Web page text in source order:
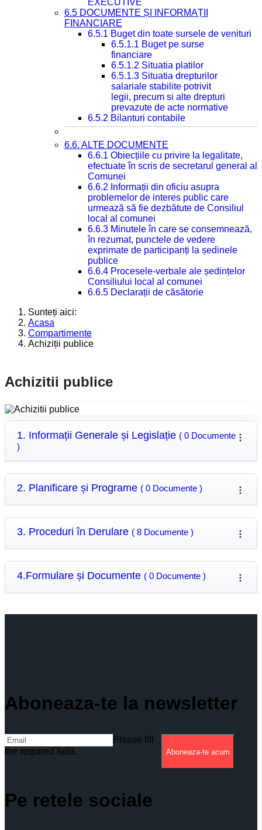
EXECUTIVE
6.5 DOCUMENTE ȘI INFORMAȚII
FINANCIARE
6.5.1 Buget din toate sursele de venituri
6.5.1.1 Buget pe surse
financiare
6.5.1.2 Situatia platilor
6.5.1.3 Situatia drepturilor
salariale stabilite potrivit
legii, precum si alte drepturi
prevazute de acte normative
6.5.2 Bilanturi contabile
6.6. ALTE DOCUMENTE
6.6.1 Obiecțiile cu privire la legalitate,
efectuate în scris de secretarul general al
Comunei
6.6.2 Informații din oficiu asupra
problemelor de interes public care
urmează să fie dezbătute de Consiliul
local al comunei
6.6.3 Minutele în care se consemnează,
în rezumat, punctele de vedere
exprimate de participanți la ședinele
publice
6.6.4 Procesele-verbale ale ședințelor
Consiliului local al comunei
6.6.5 Declarații de căsătorie
Sunteți aici:
Acasa
Compartimente
Achiziții publice
Achizitii publice
1. Informații Generale și Legislație ( 0 Documente
)
2. Planificare și Programe ( 0 Documente )
3. Proceduri în Derulare ( 8 Documente )
4.Formulare și Documente ( 0 Documente )
Aboneaza-te la newsletter
Please fill
the required field.
Aboneaza-te acum
Pe retele sociale